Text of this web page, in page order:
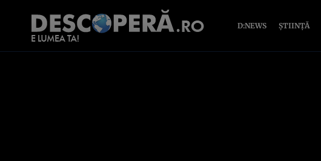
D:NEWS ȘTIINȚĂ